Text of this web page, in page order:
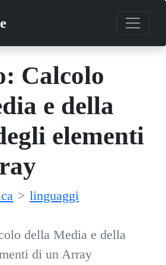
Calcolo
e della
elementi
linguaggi
della Media e della
di un Array